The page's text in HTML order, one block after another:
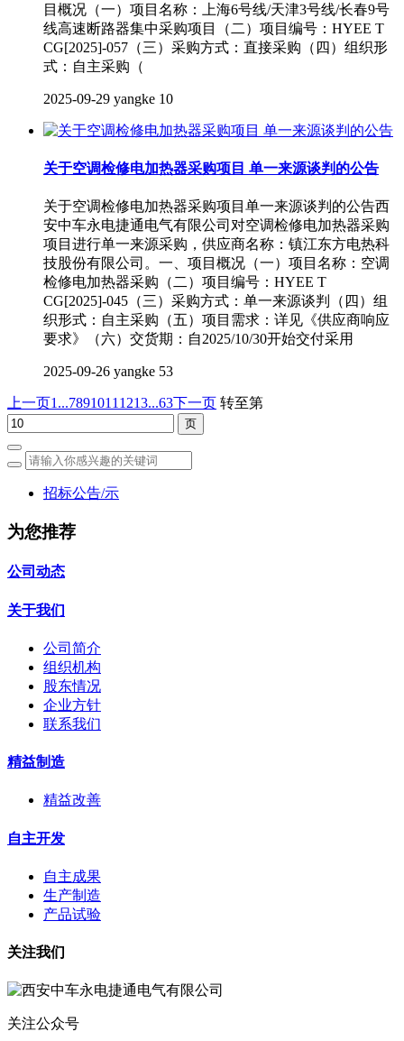
目概况（一）项目名称：上海6号线/天津3号线/长春9号
线高速断路器集中采购项目（二）项目编号：HYEE T
CG[2025]-057（三）采购方式：直接采购（四）组织形
式：自主采购（
2025-09-29 yangke 10
关于空调检修电加热器采购项目 单一来源谈判的公告
关于空调检修电加热器采购项目单一来源谈判的公告西
安中车永电捷通电气有限公司对空调检修电加热器采购
项目进行单一来源采购，供应商名称：镇江东方电热科
技股份有限公司。一、项目概况（一）项目名称：空调
检修电加热器采购（二）项目编号：HYEE T
CG[2025]-045（三）采购方式：单一来源谈判（四）组
织形式：自主采购（五）项目需求：详见《供应商响应
要求》（六）交货期：自2025/10/30开始交付采用
2025-09-26 yangke 53
上一页1...7891011 1213...63下一页 转至第
招标公告/示
为您推荐
公司动态
关于我们
公司简介
组织机构
股东情况
企业方针
联系我们
精益制造
精益改善
自主开发
自主成果
生产制造
产品试验
关注我们
关注公众号